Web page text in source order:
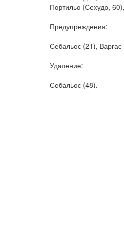
Портильо (Сехудо,
Предупреждения:
Себальос (21),
Удаление:
Себальос (48).